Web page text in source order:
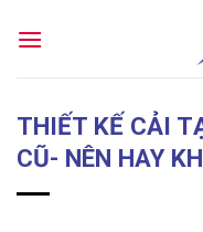
THIẾT KẾ CẢI
CŨ- NÊN HAY